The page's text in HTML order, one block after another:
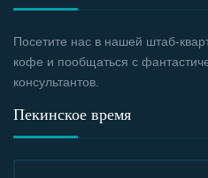
Посетите нас в нашей штаб-
кофе и пообщаться с
консультантов.
Пекинское время